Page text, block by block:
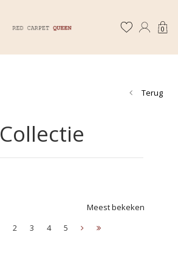
0
Terug
Collectie
Meest bekeken
2 3 4 5